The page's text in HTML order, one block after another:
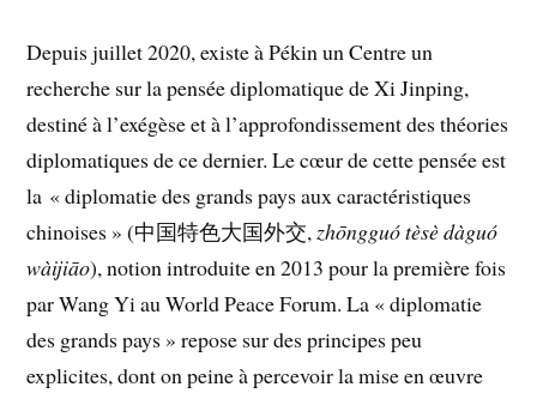
Depuis juillet 2020, existe à Pékin un Centre un
recherche sur la pensée diplomatique de Xi Jinping,
destiné à l’exégèse et à l’approfondissement des théories
diplomatiques de ce dernier. Le cœur de cette pensée est
la « diplomatie des grands pays aux caractéristiques
chinoises » (中国特色大国外交,zhōngguó tèsè dàguó
wàijiāo), notion introduite en 2013 pour la première fois
par Wang Yi au World Peace Forum. La « diplomatie
des grands pays » repose sur des principes peu
explicites, dont on peine à percevoir la mise en œuvre